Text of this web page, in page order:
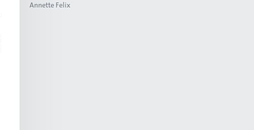
Annette Felix